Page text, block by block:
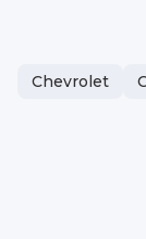
Chevrolet